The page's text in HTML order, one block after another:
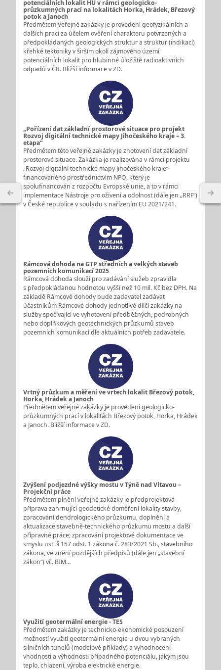
potenciálních lokalit HÚ v rámci geologicko-
průzkumných prací na lokalitách Horka, Hrádek, Březový
potok a Janoch
Předmětem Veřejné zakázky je provedení geofyzikálních a
dalších prací za účelem ověření charakteru potvrzených a
předpokládaných geologických struktur a struktur (indikací)
křehké tektoniky v širším okolí zájmového území
potenciálních lokalit pro hlubinné úložiště radioaktivních
odpadů v ČR. Bližší informace v ZD.
„Pořízení dat základní prostorové situace pro projekt
Rozvoj digitální technické mapy Jihočeského kraje – 3.
etapa“
Předmětem této veřejné zakázky je zhotovení dat základní
prostorové situace. Zakázka je realizována v rámci projektu
„Rozvoj digitální technické mapy Jihočeského kraje“
financovaného prostřednictvím NPO, který je
spolufinancován z rozpočtu Evropské unie, a to v rámci
implementace Nástroje pro oživení a odolnost (dále jen „RRF“)
v České republice v souladu s nařízením EU 2021/241.
Rámcová dohoda na GTP středních a velkých staveb
pozemních komunikací 2025
Rámcová dohoda slouží pro zadávání služeb zpravidla
s předpokládanou hodnotou vyšší než 10 mil. Kč bez DPH. Na
základě Rámcové dohody bude zadavatel zadávat
účastníkům Rámcové dohody jednotlivé dílčí zakázky na
služby spočívající ve vyhotovení předběžných, podrobných
nebo doplňkových geotechnických průzkumů staveb
pozemních komunikací dle aktuálních potřeb zadavatele.
Vrtný průzkum a měření ve vrtech lokalit Březový potok,
Horka, Hrádek a Janoch
Předmětem veřejné zakázky je provedení geologicko-
průzkumných prací v lokalitách Březový potok, Horka, Hrádek
a Janoch. Bližší informace v ZD.
Zvýšení podjezdné výšky mostu v Týně nad Vltavou –
Projekční práce
Předmětem plnění veřejné zakázky je předprojektová
příprava zahrnující geodetické doměření lokality stavby,
zpracování dendrologického průzkumu, doplnění a
aktualizace stavebně-technického průzkumu mostu a další
přípravné práce; zpracování projektové dokumentace ve
smyslu ust. § 157 odst. 1 zákona č. 283/2021 Sb., stavebního
zákona, ve znění pozdějších předpisů (dále jen „stavební
zákon“) vč. BIM…
Využití geotermální energie - TES
Předmětem zakázky je technicko-ekonomické posouzení
možností využití geotermální energie u dvou vybraných
silničních tunelů (modelové příklady) a vyhodnocení
vhodnosti a výhodnosti případného potenciálu, jakým jsou
teplo, chlazení, výroba elektrické energie.